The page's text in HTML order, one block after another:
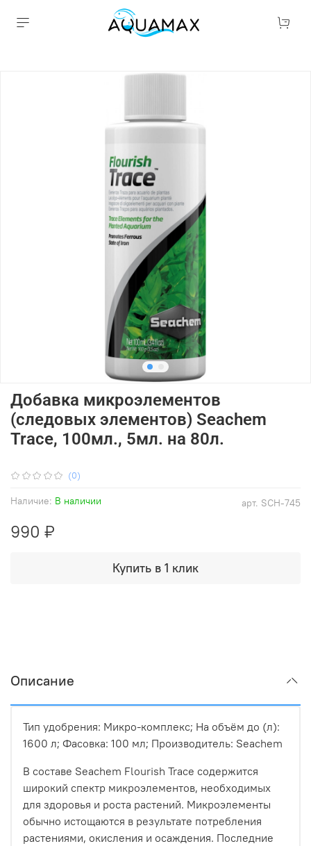
(0)
арт. SCH-745
Наличие: В наличии
Добавка микроэлементов
(следовых элементов) Seachem
Trace, 100мл., 5мл. на 80л.
990 ₽
Купить в 1 клик
Описание
Тип удобрения: Микро-комплекс; На объём до (л):
1600 л; Фасовка: 100 мл; Производитель: Seachem
В составе Seachem Flourish Trace содержится
широкий спектр микроэлементов, необходимых
для здоровья и роста растений. Микроэлементы
обычно истощаются в результате потребления
растениями, окисления и осаждения. Последние